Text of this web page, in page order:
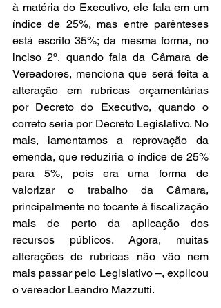
à matéria do Executivo, ele fala em um
índice de 25%, mas entre parênteses
está escrito 35%; da mesma forma, no
inciso 2º, quando fala da Câmara de
Vereadores, menciona que será feita a
alteração em rubricas orçamentárias
por Decreto do Executivo, quando o
correto seria por Decreto Legislativo. No
mais, lamentamos a reprovação da
emenda, que reduziria o índice de 25%
para 5%, pois era uma forma de
valorizar o trabalho da Câmara,
principalmente no tocante à fiscalização
mais de perto da aplicação dos
recursos públicos. Agora, muitas
alterações de rubricas não vão nem
mais passar pelo Legislativo –, explicou
o vereador Leandro Mazzutti.